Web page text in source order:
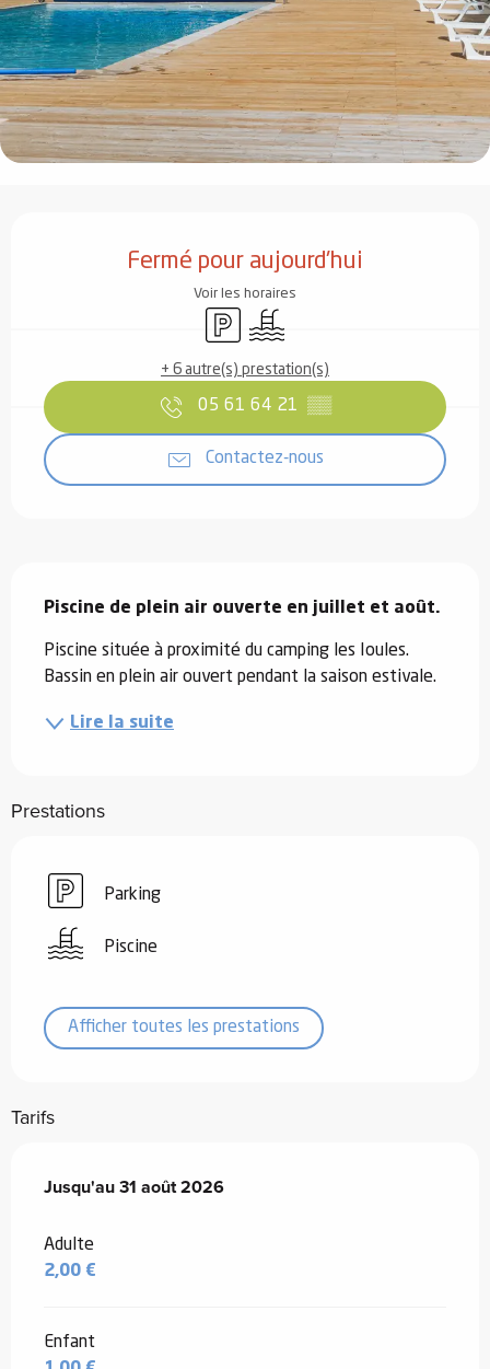
Fermé pour aujourd'hui
Voir les horaires
Parking Piscine
+ 6 autre(s) prestation(s)
05 61 64 21 ▒▒
Contactez-nous
Piscine de plein air ouverte en juillet et août.
Piscine située à proximité du camping les Ioules.
Bassin en plein air ouvert pendant la saison estivale.
Lire la suite
Prestations
Parking
Piscine
Afficher toutes les prestations
Tarifs
Du1 juillet 2026au31 août 2026
Jusqu'au31 août 2026
Adulte
2,00 €
Enfant